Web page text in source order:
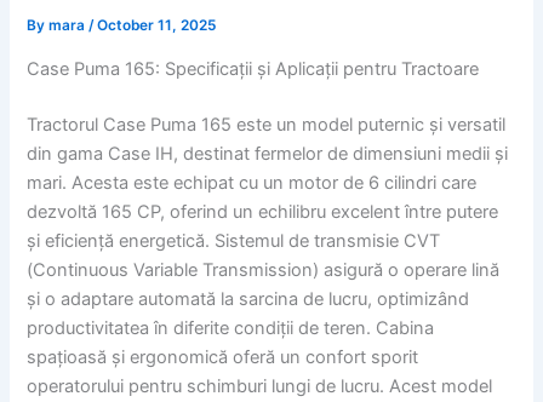
Bymara/October 11, 2025
Case Puma 165: Specificații și Aplicații pentru Tractoare
Tractorul Case Puma 165 este un model puternic și versatil
din gama Case IH, destinat fermelor de dimensiuni medii și
mari. Acesta este echipat cu un motor de 6 cilindri care
dezvoltă 165 CP, oferind un echilibru excelent între putere
și eficiență energetică. Sistemul de transmisie CVT
(Continuous Variable Transmission) asigură o operare lină
și o adaptare automată la sarcina de lucru, optimizând
productivitatea în diferite condiții de teren. Cabina
spațioasă și ergonomică oferă un confort sporit
operatorului pentru schimburi lungi de lucru. Acest model